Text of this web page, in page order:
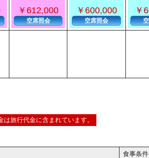
￥612,000
空席照会
￥600,000
空席照会
￥
旅行代金に含まれています。
食事条件